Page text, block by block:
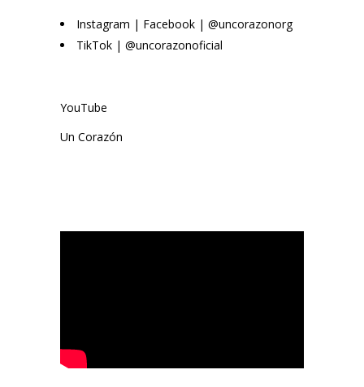
Instagram | Facebook | @uncorazonorg
TikTok | @uncorazonoficial
YouTube
Un Corazón